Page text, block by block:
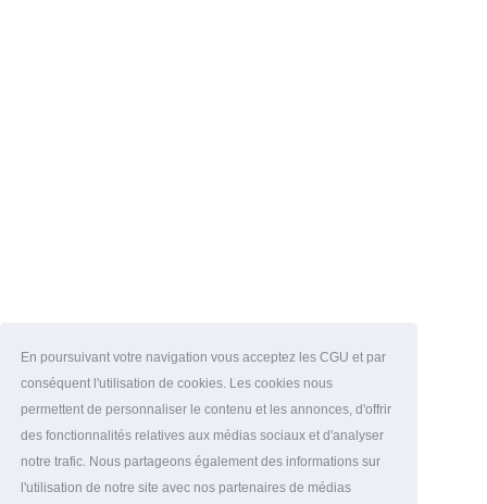
En poursuivant votre navigation vous acceptez les CGU et par
conséquent l'utilisation de cookies. Les cookies nous
permettent de personnaliser le contenu et les annonces, d'offrir
des fonctionnalités relatives aux médias sociaux et d'analyser
notre trafic. Nous partageons également des informations sur
l'utilisation de notre site avec nos partenaires de médias